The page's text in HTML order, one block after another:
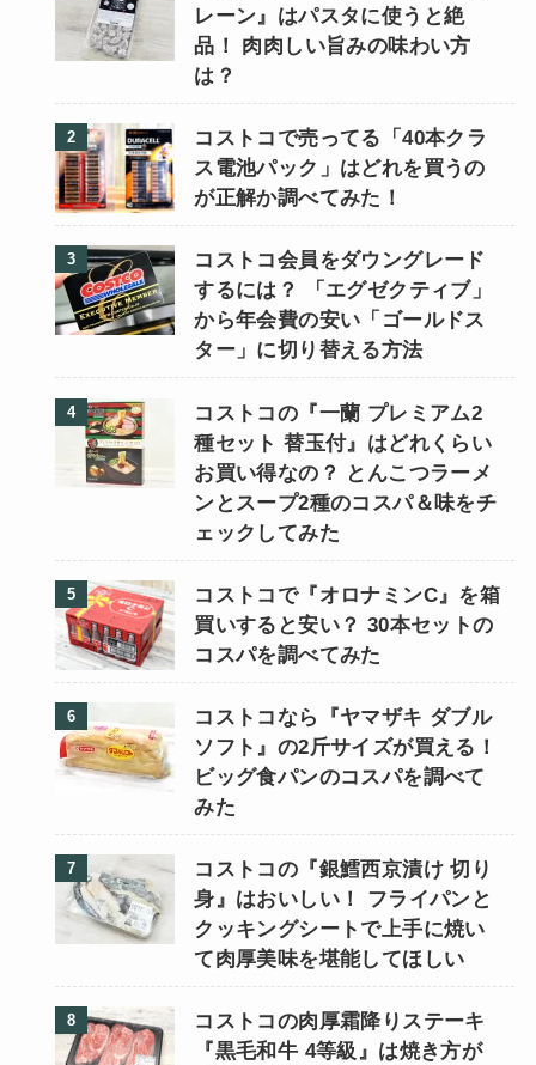
レーン』はパスタに使うと絶
品！ 肉肉しい旨みの味わい方
は？
コストコで売ってる「40本クラ
ス電池パック」はどれを買うの
が正解か調べてみた！
コストコ会員をダウングレード
するには？ 「エグゼクティブ」
から年会費の安い「ゴールドス
ター」に切り替える方法
コストコの『一蘭 プレミアム2
種セット 替玉付』はどれくらい
お買い得なの？ とんこつラーメ
ンとスープ2種のコスパ＆味をチ
ェックしてみた
コストコで『オロナミンC』を箱
買いすると安い？ 30本セットの
コスパを調べてみた
コストコなら『ヤマザキ ダブル
ソフト』の2斤サイズが買える！
ビッグ食パンのコスパを調べて
みた
コストコの『銀鱈西京漬け 切り
身』はおいしい！ フライパンと
クッキングシートで上手に焼い
て肉厚美味を堪能してほしい
コストコの肉厚霜降りステーキ
『黒毛和牛 4等級』は焼き方が